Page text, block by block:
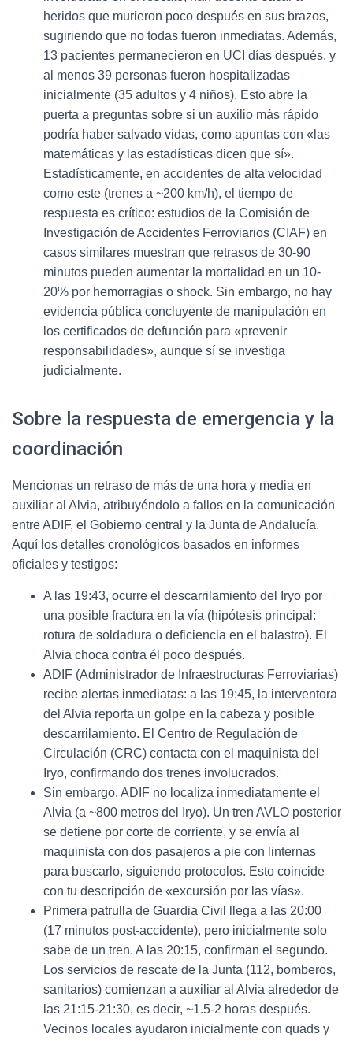
heridos que murieron poco después en sus brazos,
sugiriendo que no todas fueron inmediatas. Además,
13 pacientes permanecieron en UCI días después, y
al menos 39 personas fueron hospitalizadas
inicialmente (35 adultos y 4 niños). Esto abre la
puerta a preguntas sobre si un auxilio más rápido
podría haber salvado vidas, como apuntas con «las
matemáticas y las estadísticas dicen que sí».
Estadísticamente, en accidentes de alta velocidad
como este (trenes a ~200 km/h), el tiempo de
respuesta es crítico: estudios de la Comisión de
Investigación de Accidentes Ferroviarios (CIAF) en
casos similares muestran que retrasos de 30-90
minutos pueden aumentar la mortalidad en un 10-
20% por hemorragias o shock. Sin embargo, no hay
evidencia pública concluyente de manipulación en
los certificados de defunción para «prevenir
responsabilidades», aunque sí se investiga
judicialmente.
Sobre la respuesta de emergencia y la
coordinación
Mencionas un retraso de más de una hora y media en
auxiliar al Alvia, atribuyéndolo a fallos en la comunicación
entre ADIF, el Gobierno central y la Junta de Andalucía.
Aquí los detalles cronológicos basados en informes
oficiales y testigos:
A las 19:43, ocurre el descarrilamiento del Iryo por
una posible fractura en la vía (hipótesis principal:
rotura de soldadura o deficiencia en el balastro). El
Alvia choca contra él poco después.
ADIF (Administrador de Infraestructuras Ferroviarias)
recibe alertas inmediatas: a las 19:45, la interventora
del Alvia reporta un golpe en la cabeza y posible
descarrilamiento. El Centro de Regulación de
Circulación (CRC) contacta con el maquinista del
Iryo, confirmando dos trenes involucrados.
Sin embargo, ADIF no localiza inmediatamente el
Alvia (a ~800 metros del Iryo). Un tren AVLO posterior
se detiene por corte de corriente, y se envía al
maquinista con dos pasajeros a pie con linternas
para buscarlo, siguiendo protocolos. Esto coincide
con tu descripción de «excursión por las vías».
Primera patrulla de Guardia Civil llega a las 20:00
(17 minutos post-accidente), pero inicialmente solo
sabe de un tren. A las 20:15, confirman el segundo.
Los servicios de rescate de la Junta (112, bomberos,
sanitarios) comienzan a auxiliar al Alvia alrededor de
las 21:15-21:30, es decir, ~1.5-2 horas después.
Vecinos locales ayudaron inicialmente con quads y